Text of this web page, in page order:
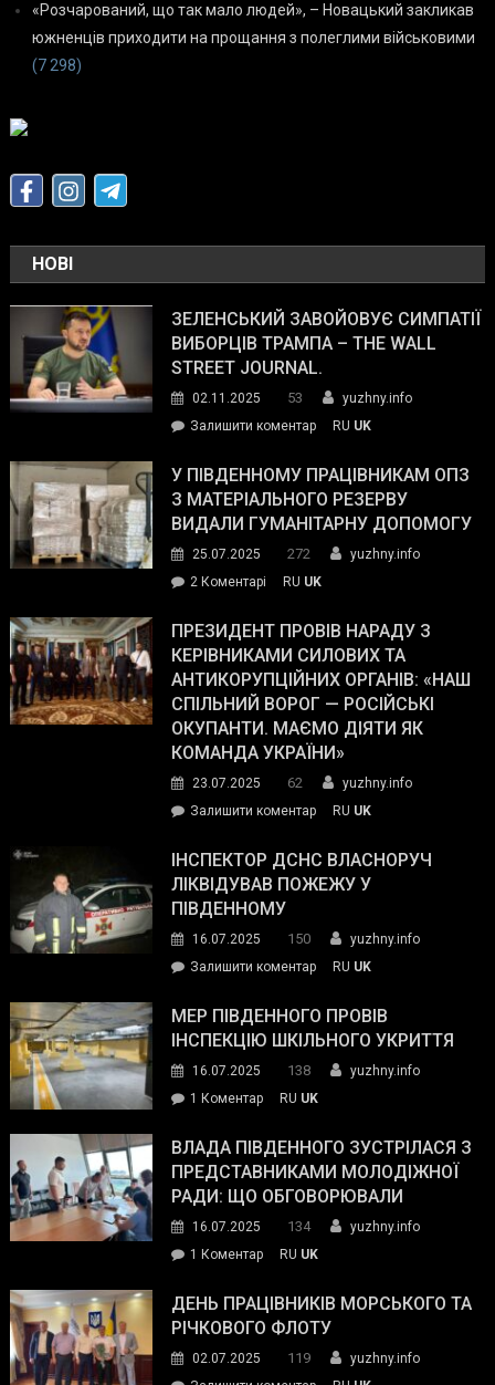
«Розчарований, що так мало людей», – Новацький закликав
южненців приходити на прощання з полеглими військовими
(7 298)
НОВІ
ЗЕЛЕНСЬКИЙ ЗАВОЙОВУЄ СИМПАТІЇ
ВИБОРЦІВ ТРАМПА – THE WALL
STREET JOURNAL.
02.11.2025 53
yuzhny.info
Залишити коментарon
завойовує
симпатії
виборців
The
Street
Journal.
RU UK
У ПІВДЕННОМУ ПРАЦІВНИКАМ ОПЗ
З МАТЕРІАЛЬНОГО РЕЗЕРВУ
ВИДАЛИ ГУМАНІТАРНУ ДОПОМОГУ
25.07.2025 272
yuzhny.info
2 Коментарі
Південному
працівникам
ОПЗ
з
матеріального
резерву
гуманітарну
допомогу
RU UK
ПРЕЗИДЕНТ ПРОВІВ НАРАДУ З
КЕРІВНИКАМИ СИЛОВИХ ТА
АНТИКОРУПЦІЙНИХ ОРГАНІВ: «НАШ
СПІЛЬНИЙ ВОРОГ — РОСІЙСЬКІ
ОКУПАНТИ. МАЄМО ДІЯТИ ЯК
КОМАНДА УКРАЇНИ»
23.07.2025 62
yuzhny.info
Залишити коментарon
провів
нараду
силових
та
органів:
«Наш
спільний
окупанти.
Маємо
діяти
команда
RU UK
ІНСПЕКТОР ДСНС ВЛАСНОРУЧ
ЛІКВІДУВАВ ПОЖЕЖУ У
ПІВДЕННОМУ
16.07.2025 150
yuzhny.info
Залишити коментарon
ДСНС
власноруч
пожежу
у
RU UK
МЕР ПІВДЕННОГО ПРОВІВ
ІНСПЕКЦІЮ ШКІЛЬНОГО УКРИТТЯ
16.07.2025 138
yuzhny.info
1 Коментардо
Південного
провів
інспекцію
RU UK
ВЛАДА ПІВДЕННОГО ЗУСТРІЛАСЯ З
ПРЕДСТАВНИКАМИ МОЛОДІЖНОЇ
РАДИ: ЩО ОБГОВОРЮВАЛИ
16.07.2025 134
yuzhny.info
1 Коментардо
Південного
зустрілася
представниками
RU UK
ДЕНЬ ПРАЦІВНИКІВ МОРСЬКОГО ТА
РІЧКОВОГО ФЛОТУ
02.07.2025 119
yuzhny.info